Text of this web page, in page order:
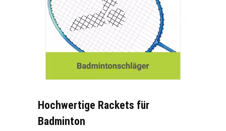
Hochwertige Rackets für
Badminton